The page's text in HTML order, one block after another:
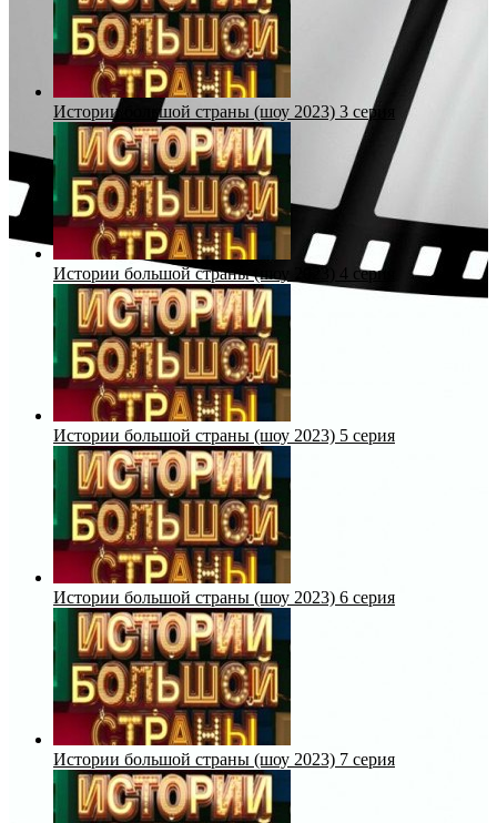
Истории большой страны (шоу 2023) 3 серия
Истории большой страны (шоу 2023) 4 серия
Истории большой страны (шоу 2023) 5 серия
Истории большой страны (шоу 2023) 6 серия
Истории большой страны (шоу 2023) 7 серия